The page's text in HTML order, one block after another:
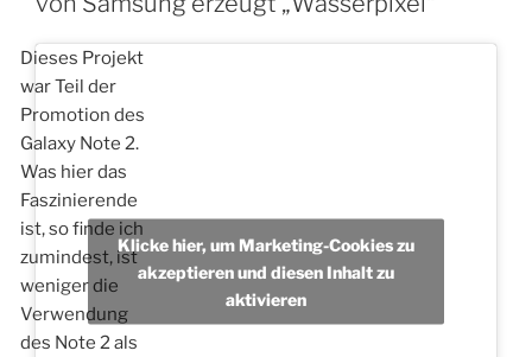
Dieses Projekt
war Teil der
Promotion des
Galaxy Note 2.
Was hier das
Faszinierende
ist, so finde ich
zumindest, ist
weniger die
Verwendung
des Note 2 als
Klicke hier, um Marketing-Cookies zu
akzeptieren und diesen Inhalt zu
aktivieren